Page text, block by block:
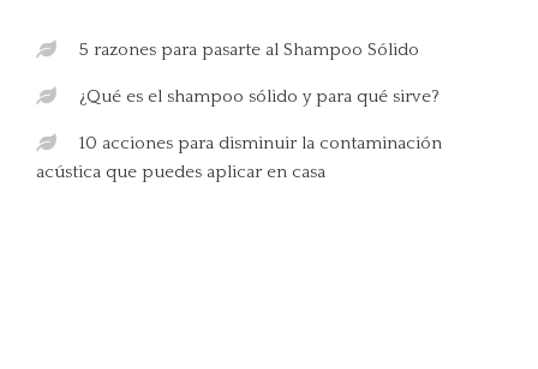
5 razones para pasarte al Shampoo Sólido
¿Qué es el shampoo sólido y para qué sirve?
10 acciones para disminuir la contaminación
acústica que puedes aplicar en casa